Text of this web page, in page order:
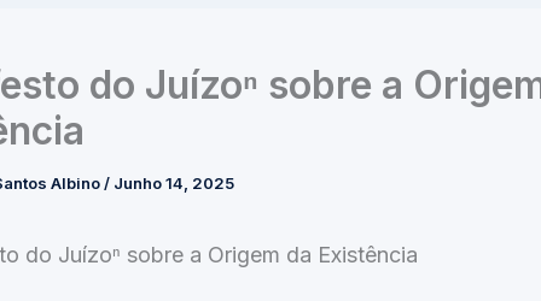
do Juízoⁿ sobre a
Albino / Junho 14, 2025
do Juízoⁿ sobre a Origem da Existência